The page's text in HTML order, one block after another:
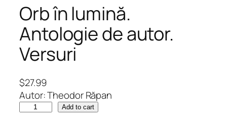
Orb în lumină.
Antologie de autor.
Versuri
$27.99
Autor: Theodor Răpan
Add to cart